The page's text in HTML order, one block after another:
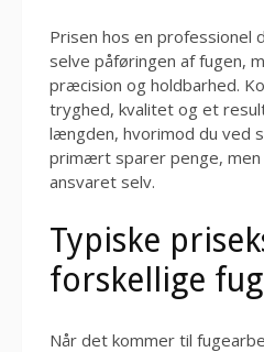
Prisen hos en professionel
selve påføringen af fugen,
præcision og holdbarhed.
tryghed, kvalitet og et
længden, hvorimod du ved
primært sparer penge,
ansvaret selv.
Typiske
forskellige
Når det kommer til